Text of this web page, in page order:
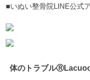
■いぬい整骨院LINE公式
体のトラブル